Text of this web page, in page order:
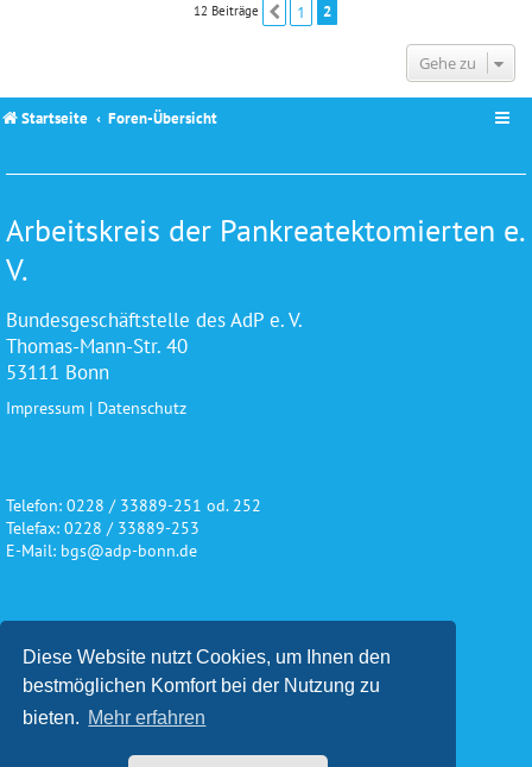
Diese Website nutzt Cookies, um Ihnen den
bestmöglichen Komfort bei der Nutzung zu
bieten. Mehr erfahren
12 Beiträge Vorherige
1 2
Gehe zu
Startseite Foren-Übersicht
Arbeitskreis der Pankreatektomierten e.
V.
Bundesgeschäftstelle des AdP e. V.
Thomas-Mann-Str. 40
53111 Bonn
Impressum | Datenschutz
Telefon: 0228 / 33889-251 od. 252
Telefax: 0228 / 33889-253
E-Mail: bgs@adp-bonn.de
Wir danken für die freundliche
Unterstützung und Förderung